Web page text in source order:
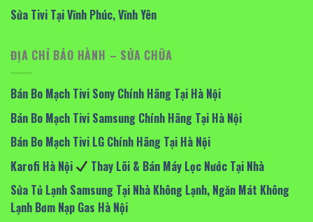
Sửa Tivi Tại Vĩnh Phúc, Vĩnh Yên
ĐỊA CHỈ BẢO HÀNH – SỬA CHỮA
Bán Bo Mạch Tivi Sony Chính Hãng Tại Hà Nội
Bán Bo Mạch Tivi Samsung Chính Hãng Tại Hà Nội
Bán Bo Mạch Tivi LG Chính Hãng Tại Hà Nội
Karofi Hà Nội
Thay Lõi & Bán Máy Lọc Nước Tại Nhà
Sửa Tủ Lạnh Samsung Tại Nhà Không Lạnh, Ngăn Mát Không
Lạnh Bơm Nạp Gas Hà Nội